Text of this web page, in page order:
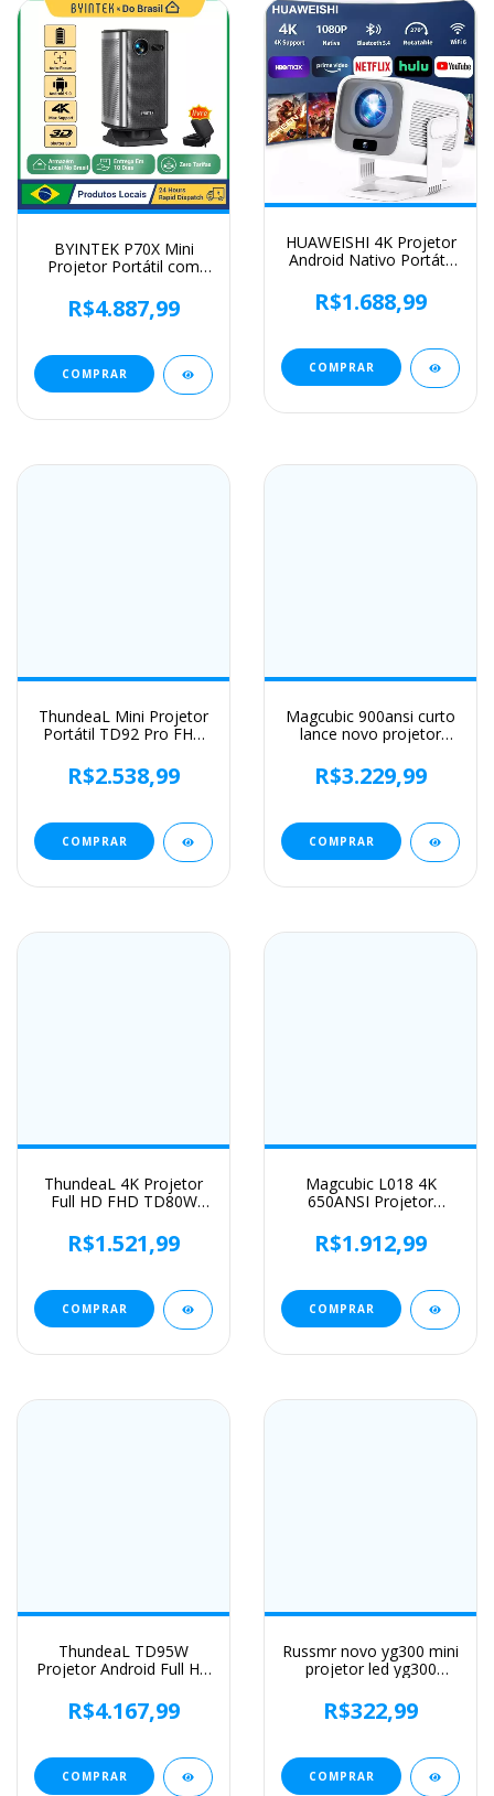
BYINTEK P70X Mini
Projetor Portátil com
Suporte 3D Wifi para
Filmes Ao Ar Livre Noite
Theater
R$4.887,99
COMPRAR
HUAWEISHI 4K Projetor
Android Nativo Portátil
600ANSI Vídeo cinema
em casa Projetor led hd
R$1.688,99
COMPRAR
ThundeaL Mini Projetor
Portátil TD92 Pro FHD
Vídeo WiFi Projetor
Android TD92Pro Filme
R$2.538,99
COMPRAR
Magcubic 900ansi curto
lance novo projetor
deslocamento
automático 1080p 8k
allwinner h716 voz
R$3.229,99
COMPRAR
ThundeaL 4K Projetor
Full HD FHD TD80W
Theater TD80 Projetor
de feixe portátil Reunião
HY320 HY320W HY300
HY300W Projetor
R$1.521,99
COMPRAR
Magcubic L018 4K
650ANSI Projetor
Foco Automático
Correção Keystone
360 ° Cinema em casa
R$1.912,99
COMPRAR
ThundeaL TD95W
Projetor Android Full HD
Cinema Portátil Smart
TV Vídeo Reunião de
LED
R$4.167,99
COMPRAR
Russmr novo yg300 mini
projetor led yg300
lúmen 320x240p hdmi-
compatível usb áudio
R$322,99
COMPRAR